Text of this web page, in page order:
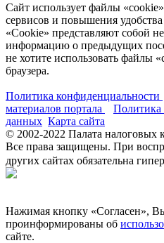
Сайт использует файлы
сервисов и повышения
«Cookie» представляют собой
информацию о предыдущих
не хотите использовать файлы
браузера.
Политика конфиденциальности
материалов портала
Политика
данных Карта сайта
© 2002-2022 Палата налоговых
Все права защищены. При
других сайтах обязательна
Нажимая кнопку «Согласен»,
проинформированы об
сайте.